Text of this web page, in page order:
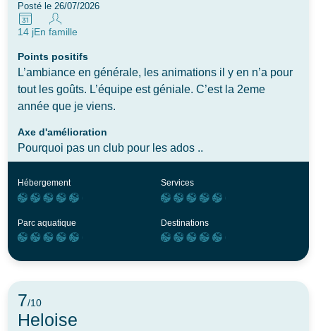
Posté le 26/07/2026
14 jEn famille
Points positifs
L’ambiance en générale, les animations il y en n’a pour
tout les goûts. L’équipe est géniale. C’est la 2eme
année que je viens.
Axe d'amélioration
Pourquoi pas un club pour les ados ..
Hébergement Services
Parc aquatique Destinations
7/10
Heloise